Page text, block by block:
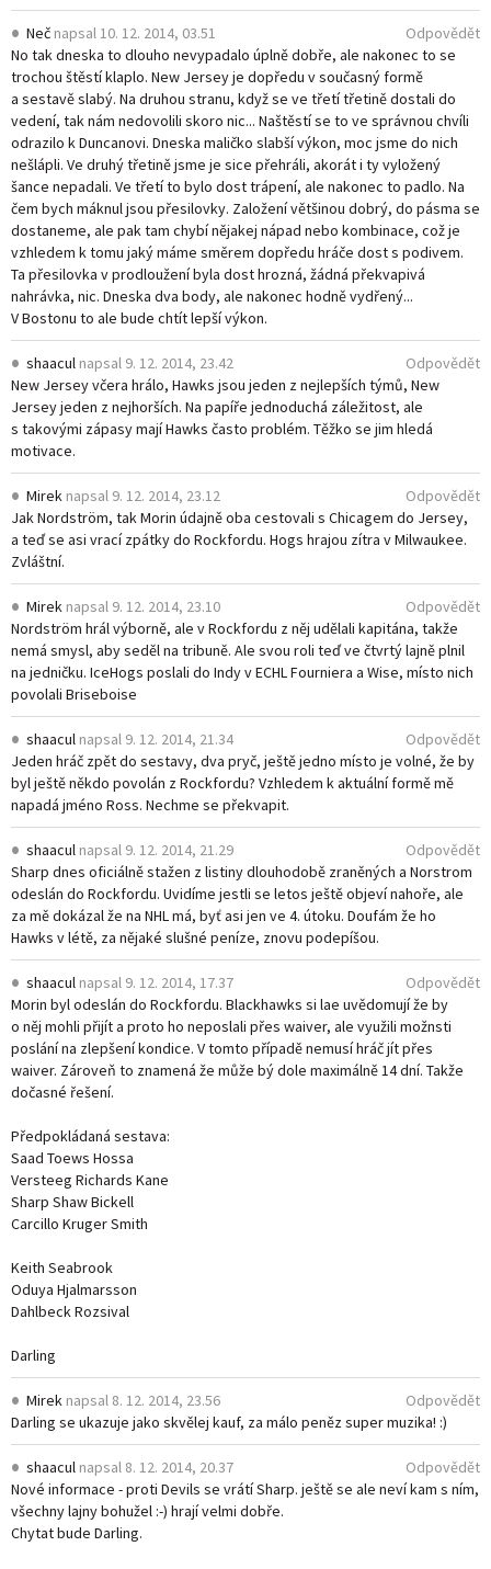
Neč napsal10. 12. 2014, 03.51
No tak dneska to dlouho nevypadalo úplně dobře, ale nakonec to se
trochou štěstí klaplo. New Jersey je dopředu v současný formě
a sestavě slabý. Na druhou stranu, když se ve třetí třetině dostali do
vedení, tak nám nedovolili skoro nic... Naštěstí se to ve správnou chvíli
odrazilo k Duncanovi. Dneska maličko slabší výkon, moc jsme do nich
nešlápli. Ve druhý třetině jsme je sice přehráli, akorát i ty vyložený
šance nepadali. Ve třetí to bylo dost trápení, ale nakonec to padlo. Na
čem bych máknul jsou přesilovky. Založení většinou dobrý, do pásma se
dostaneme, ale pak tam chybí nějakej nápad nebo kombinace, což je
vzhledem k tomu jaký máme směrem dopředu hráče dost s podivem.
Ta přesilovka v prodloužení byla dost hrozná, žádná překvapivá
nahrávka, nic. Dneska dva body, ale nakonec hodně vydřený...
V Bostonu to ale bude chtít lepší výkon.
Odpovědět
shaacul napsal 9. 12. 2014, 23.42
New Jersey včera hrálo, Hawks jsou jeden z nejlepších týmů, New
Jersey jeden z nejhorších. Na papíře jednoduchá záležitost, ale
s takovými zápasy mají Hawks často problém. Těžko se jim hledá
motivace.
Odpovědět
Mirek napsal 9. 12. 2014, 23.12
Jak Nordström, tak Morin údajně oba cestovali s Chicagem do Jersey,
a teď se asi vrací zpátky do Rockfordu. Hogs hrajou zítra v Milwaukee.
Zvláštní.
Odpovědět
Mirek napsal 9. 12. 2014, 23.10
Nordström hrál výborně, ale v Rockfordu z něj udělali kapitána, takže
nemá smysl, aby seděl na tribuně. Ale svou roli teď ve čtvrtý lajně plnil
na jedničku. IceHogs poslali do Indy v ECHL Fourniera a Wise, místo nich
povolali Briseboise
Odpovědět
shaacul napsal 9. 12. 2014, 21.34
Jeden hráč zpět do sestavy, dva pryč, ještě jedno místo je volné, že by
byl ještě někdo povolán z Rockfordu? Vzhledem k aktuální formě mě
napadá jméno Ross. Nechme se překvapit.
Odpovědět
shaacul napsal 9. 12. 2014, 21.29
Sharp dnes oficiálně stažen z listiny dlouhodobě zraněných a Norstrom
odeslán do Rockfordu. Uvidíme jestli se letos ještě objeví nahoře, ale
za mě dokázal že na NHL má, byť asi jen ve 4. útoku. Doufám že ho
Hawks v létě, za nějaké slušné peníze, znovu podepíšou.
Odpovědět
shaacul napsal 9. 12. 2014, 17.37
Morin byl odeslán do Rockfordu. Blackhawks si lae uvědomují že by
o něj mohli přijít a proto ho neposlali přes waiver, ale využili možnsti
poslání na zlepšení kondice. V tomto případě nemusí hráč jít přes
waiver. Zároveň to znamená že může bý dole maximálně 14 dní. Takže
dočasné řešení.
Předpokládaná sestava:
Saad Toews Hossa
Versteeg Richards Kane
Sharp Shaw Bickell
Carcillo Kruger Smith
Keith Seabrook
Oduya Hjalmarsson
Dahlbeck Rozsival
Darling
Odpovědět
Mirek napsal 8. 12. 2014, 23.56
Darling se ukazuje jako skvělej kauf, za málo peněz super muzika! :)
Odpovědět
shaacul napsal 8. 12. 2014, 20.37
Nové informace - proti Devils se vrátí Sharp. ještě se ale neví kam s ním,
všechny lajny bohužel :-) hrají velmi dobře.
Chytat bude Darling.
Odpovědět